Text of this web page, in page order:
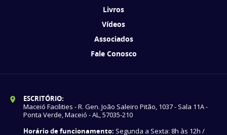
Livros
Vídeos
Associados
Fale Conosco
ESCRITÓRIO:
Maceió Facilities - R. Gen. João Saleiro Pitão, 1037 - Sala 11A -
Ponta Verde, Maceió - AL, 57035-210
Horário de funcionamento: Segunda a Sexta: 8h às 12h /